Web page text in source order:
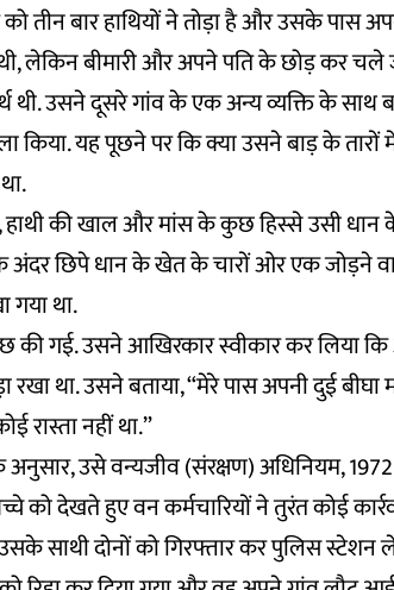
तीन बार हाथियों ने तोड़ा है और उसके पास
लेकिन बीमारी और अपने पति के छोड़ कर
उसने दूसरे गांव के एक अन्य व्यक्ति के साथ
यह पूछने पर कि क्या उसने बाड़ के तारों
की खाल और मांस के कुछ हिस्से उसी धान
छिपे धान के खेत के चारों ओर एक जोड़ने
गया था.
की गई. उसने आखिरकार स्वीकार कर लिया
था. उसने बताया, “मेरे पास अपनी दुई बीघा
रास्ता नहीं था.”
अनुसार, उसे वन्यजीव (संरक्षण) अधिनियम,
को देखते हुए वन कर्मचारियों ने तुरंत कोई
साथी दोनों को गिरफ्तार कर पुलिस स्टेशन